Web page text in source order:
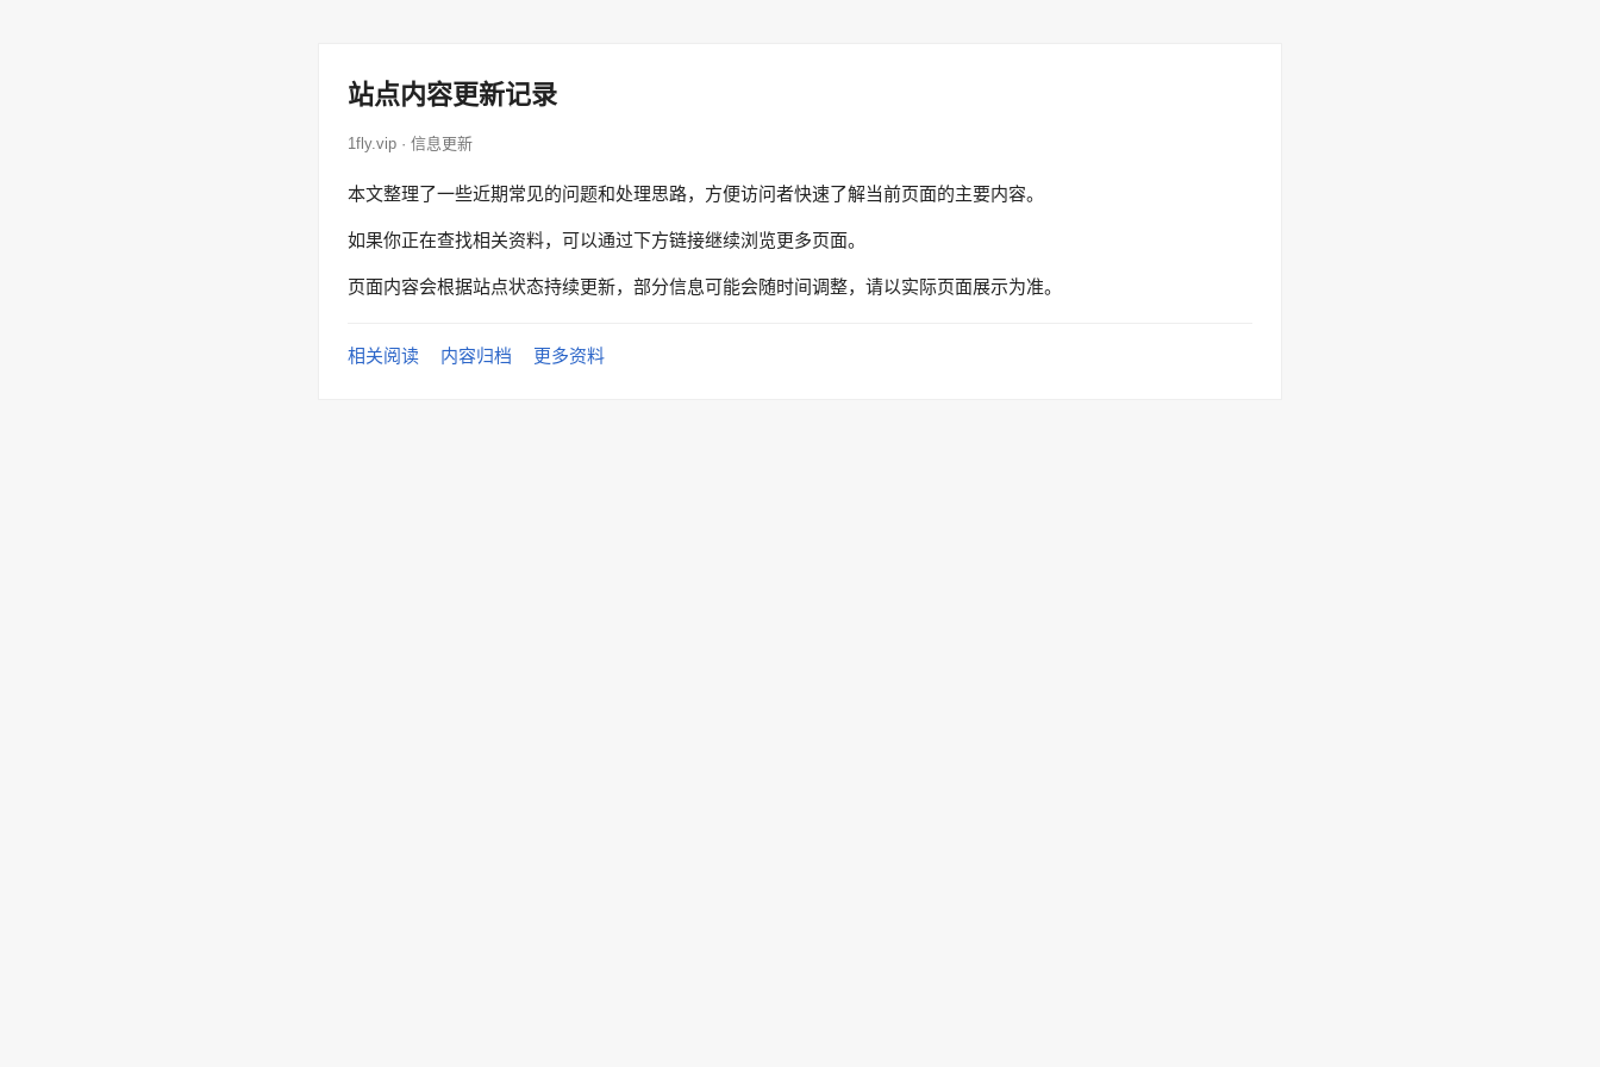
站点内容更新记录
1fly.vip · 信息更新
本文整理了一些近期常见的问题和处理思路，方便访问者快速了解当前页面的主要内容。
如果你正在查找相关资料，可以通过下方链接继续浏览更多页面。
页面内容会根据站点状态持续更新，部分信息可能会随时间调整，请以实际页面展示为准。
相关阅读 内容归档 更多资料